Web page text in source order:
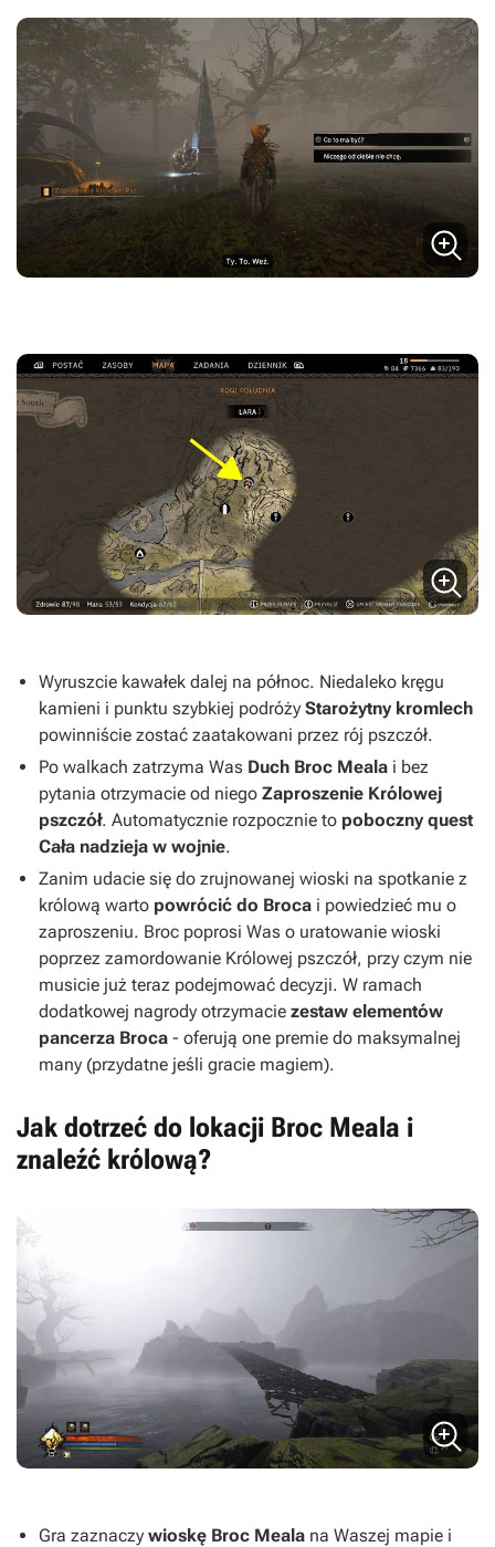
Wyruszcie kawałek dalej na północ. Niedaleko kręgu
kamieni i punktu szybkiej podróży Starożytny kromlech
powinniście zostać zaatakowani przez rój pszczół.
Po walkach zatrzyma Was Duch Broc Meala i bez
pytania otrzymacie od niego Zaproszenie Królowej
pszczół. Automatycznie rozpocznie to poboczny quest
Cała nadzieja w wojnie.
Zanim udacie się do zrujnowanej wioski na spotkanie z
królową warto powrócić do Broca i powiedzieć mu o
zaproszeniu. Broc poprosi Was o uratowanie wioski
poprzez zamordowanie Królowej pszczół, przy czym nie
musicie już teraz podejmować decyzji. W ramach
dodatkowej nagrody otrzymacie zestaw elementów
pancerza Broca - oferują one premie do maksymalnej
many (przydatne jeśli gracie magiem).
Jak dotrzeć do lokacji Broc Meala i
znaleźć królową?
Gra zaznaczy wioskę Broc Meala na Waszej mapie i